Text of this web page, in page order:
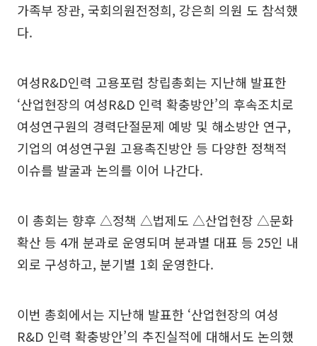
가족부 장관, 국회의원전정희, 강은희 의원 도 참석했
다.
여성R&D인력 고용포럼 창립총회는 지난해 발표한
‘산업현장의 여성R&D 인력 확충방안’의 후속조치로
여성연구원의 경력단절문제 예방 및 해소방안 연구,
기업의 여성연구원 고용촉진방안 등 다양한 정책적
이슈를 발굴과 논의를 이어 나간다.
이 총회는 향후 △정책 △법제도 △산업현장 △문화
확산 등 4개 분과로 운영되며 분과별 대표 등 25인 내
외로 구성하고, 분기별 1회 운영한다.
이번 총회에서는 지난해 발표한 ‘산업현장의 여성
R&D 인력 확충방안’의 추진실적에 대해서도 논의했